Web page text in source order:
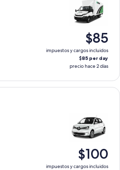
$85
impuestos y cargos incluidos
$85 per day
precio hace 2 días
$100
impuestos y cargos incluidos